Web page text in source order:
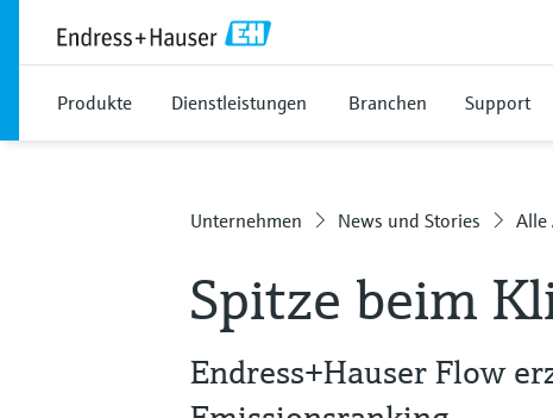
Produkte Dienstleistungen Branchen Support
Unternehmen News und Stories Alle
Spitze beim
Endress+Hauser Flow